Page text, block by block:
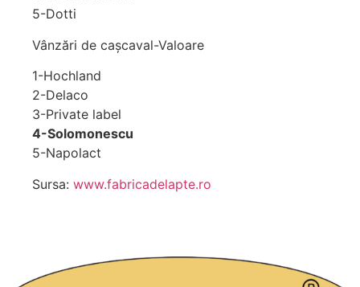
5-Dotti
Vânzări de cașcaval-Valoare
1-Hochland
2-Delaco
3-Private label
4-Solomonescu
5-Napolact
Sursa: www.fabricadelapte.ro